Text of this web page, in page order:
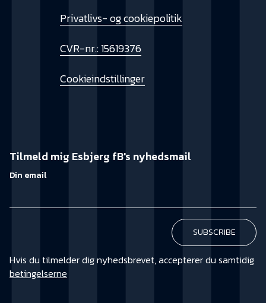
Privatlivs- og cookiepolitik
CVR-nr.: 15619376
Cookieindstillinger
Tilmeld mig Esbjerg fB's nyhedsmail
Din email
Hvis du tilmelder dig nyhedsbrevet, accepterer du samtidig
betingelserne